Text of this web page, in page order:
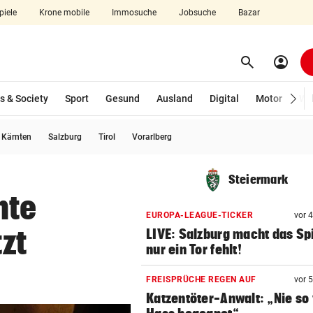
Krone mobile Immosuche Jobsuche Bazar
aufklappen search Suchen
account_circle
& Society Sport Gesund Ausland Digital Motor
Kärnten Salzburg Tirol Vorarlberg
Steiermark
EUROPA-LEAGUE-TICKER vor
LIVE: Salzburg macht das
nur ein Tor fehlt!
FREISPRÜCHE REGEN AUF vor
Katzentöter-Anwalt: „Nie so